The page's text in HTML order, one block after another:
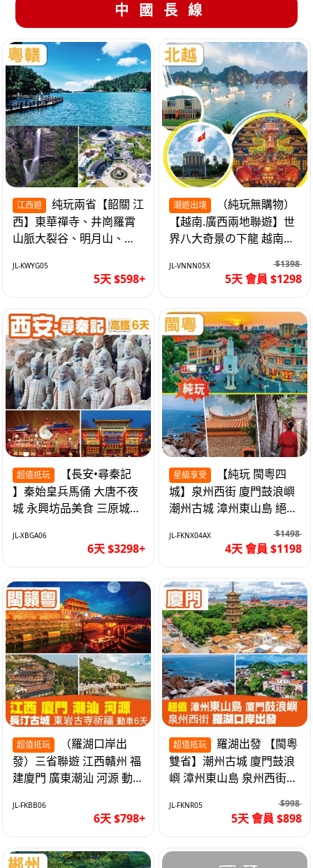
中國長線
江西遊
西】東華禪寺、井崗羅霄
山脈大裂谷、明月山、仙
JL-KWYG05
5天 $598+
潮遊出境
【越南.廣西兩地聯遊】世
界八大奇景の下龍 越南首
車5天
JL-VNNN05X $1398
5天 會員 $1298
超值抵玩
】秦始皇兵馬俑 大唐不夜
城 永興坊品美食 三原城隍
JL-XBGA06
6天 $3298+
星級享受
城】泉州西街 廈門鼓浪嶼
潮州古城 漳州東山島 絕無
JL-FKNX04AX $1498
4天 會員 $1198
超值抵玩
發）三省聯遊 江西贛州 福
建廈門 廣東潮汕 河源 動車
JL-FKBB06
6天 $798+
超值抵玩
雙省】潮州古城 廈門鼓浪
嶼 漳州東山島 泉州西街
超值抵玩5天
JL-FKNR05 $998
5天 會員 $898